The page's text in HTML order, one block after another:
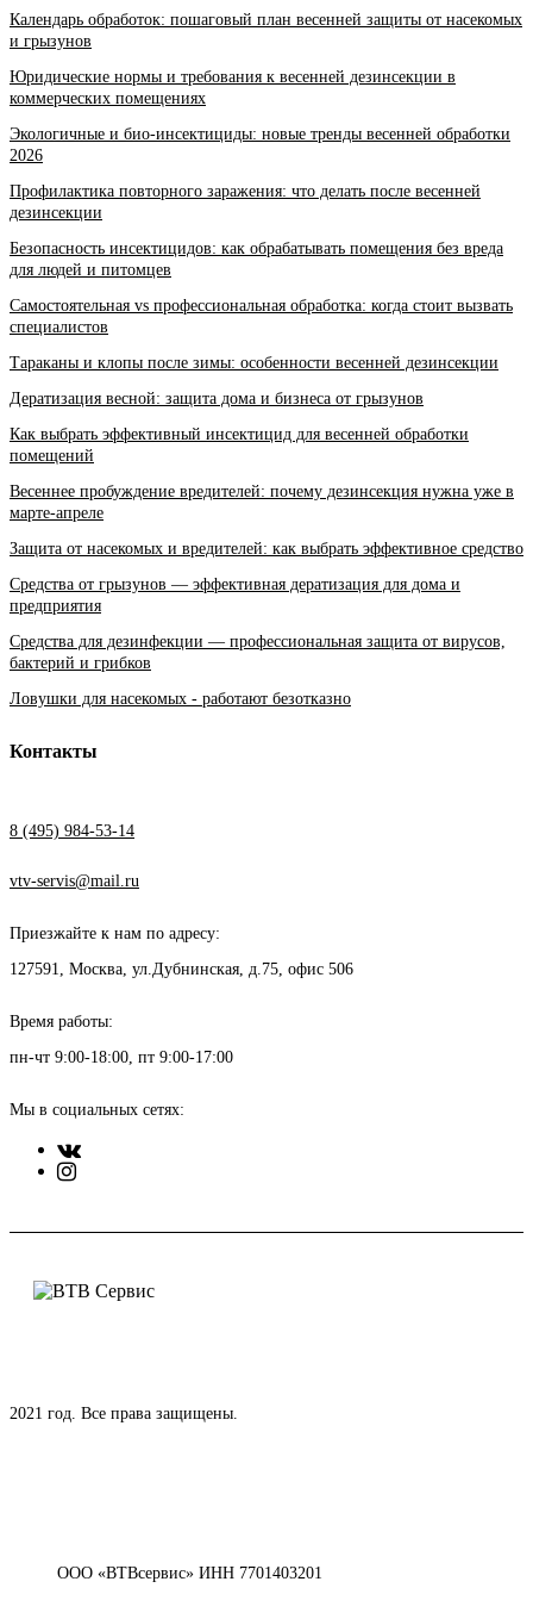
Календарь обработок: пошаговый план весенней защиты от насекомых
и грызунов
Юридические нормы и требования к весенней дезинсекции в
коммерческих помещениях
Экологичные и био-инсектициды: новые тренды весенней обработки
2026
Профилактика повторного заражения: что делать после весенней
дезинсекции
Безопасность инсектицидов: как обрабатывать помещения без вреда
для людей и питомцев
Самостоятельная vs профессиональная обработка: когда стоит вызвать
специалистов
Тараканы и клопы после зимы: особенности весенней дезинсекции
Дератизация весной: защита дома и бизнеса от грызунов
Как выбрать эффективный инсектицид для весенней обработки
помещений
Весеннее пробуждение вредителей: почему дезинсекция нужна уже в
марте-апреле
Защита от насекомых и вредителей: как выбрать эффективное средство
Средства от грызунов — эффективная дератизация для дома и
предприятия
Средства для дезинфекции — профессиональная защита от вирусов,
бактерий и грибков
Ловушки для насекомых - работают безотказно
Контакты
8 (495) 984-53-14
vtv-servis@mail.ru
Приезжайте к нам по адресу:
127591, Москва, ул.Дубнинская, д.75, офис 506
Время работы:
пн-чт 9:00-18:00, пт 9:00-17:00
Мы в социальных сетях:
2021 год. Все права защищены.
ООО «ВТВсервис» ИНН 7701403201